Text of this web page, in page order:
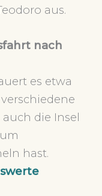
aus.
nach
es etwa
die Insel
hast.